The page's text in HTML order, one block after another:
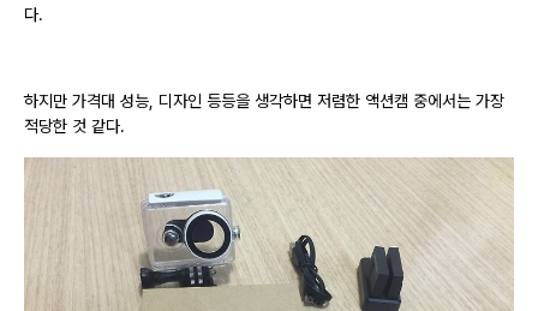
다.
하지만 가격대 성능, 디자인 등등을 생각하면 저렴한 액션캠 중에서는 가장
적당한 것 같다.